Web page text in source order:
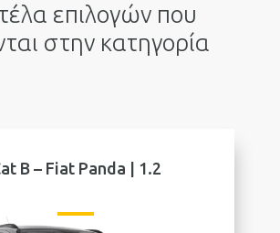
επιλογών που
στην κατηγορία
– Fiat Panda | 1.2